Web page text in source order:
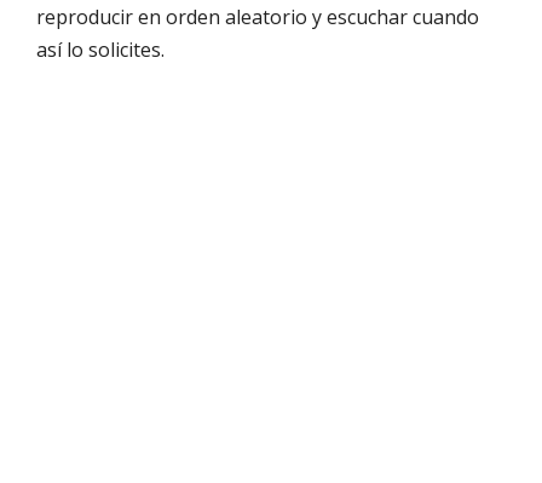
reproducir en orden aleatorio y escuchar cuando
así lo solicites.